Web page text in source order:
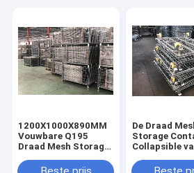
1200X1000X890MM
Vouwbare Q195
Draad Mesh Storage
Warehouse
De Draad
Storage
Collapsible
1700kgs